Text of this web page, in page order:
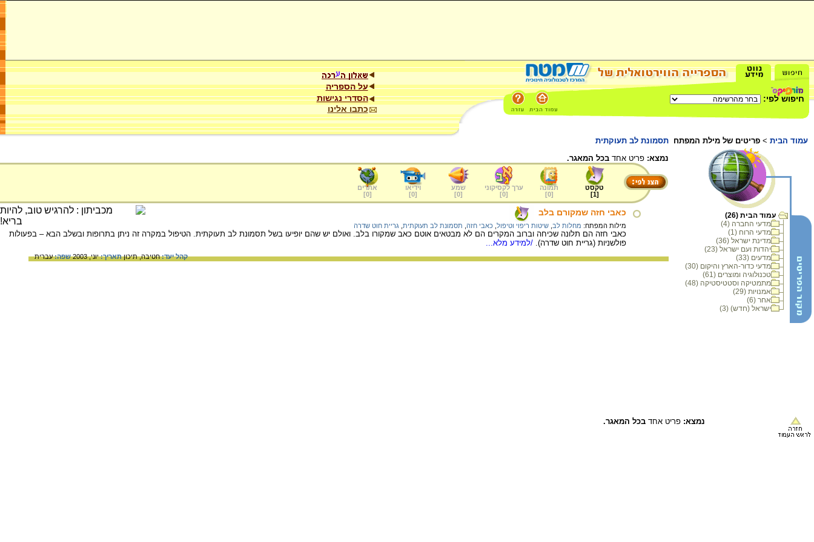
חיפוש לפי:
על הספריה
הסדרי נגישות
כתבו אלינו
עמוד הבית > פריטים של מילת המפתח תסמונת לב תעוקתית
עמוד הבית (26)
מדעי החברה (4)
מדעי הרוח (1)
מדינת ישראל (36)
יהדות ועם ישראל (23)
מדעים (33)
מדעי כדור-הארץ והיקום (30)
טכנולוגיה ומוצרים (61)
מתמטיקה וסטטיסטיקה (48)
אמנויות (29)
אחר (6)
ישראל (חדש) (3)
נמצא: פריט אחד בכל המאגר.
טקסט
[
1
]
תמונה
[
0
]
ערך לקסיקוני
[
0
]
שמע
[
0
]
וידיאו
[
0
]
אתרים
[
0
]
כאבי חזה שמקורם בלב
מילות המפתח: מחלות לב שיטות ריפוי וטיפול כאבי חזה תסמונת לב תעוקתית גריית חוט שדרה
כאבי חזה הם תלונה שכיחה וברוב המקרים הם לא מבטאים אוטם כאב שמקורו בלב. ואולם יש שהם יופיעו בשל תסמונת לב תעוקתית. הטיפול במקרה זה ניתן בתרופות ובשלב הבא – בפעולות
פולשניות (גריית חוט שדרה). /למידע מלא...
קהל יעד:חטיבה,תיכוןתאריך:יוני, 2003 שפה:עברית
נמצא: פריט אחד בכל המאגר.